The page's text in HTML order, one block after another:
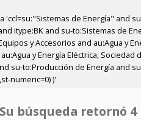
de Energía" and
itype:BK and su-to:Sistemas de
y Accesorios and au:Agua y
y Energía Eléctrica,
su-to:Producción de Energía and
numeric=0) )'
Su búsqueda retornó